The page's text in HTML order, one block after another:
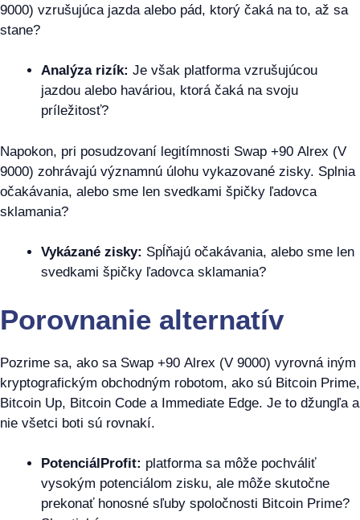
9000) vzrušujúca jazda alebo pád, ktorý čaká na to, až sa
stane?
Analýza rizík: Je však platforma vzrušujúcou
jazdou alebo haváriou, ktorá čaká na svoju
príležitosť?
Napokon, pri posudzovaní legitímnosti Swap +90 Alrex (V
9000) zohrávajú významnú úlohu vykazované zisky. Splnia
očakávania, alebo sme len svedkami špičky ľadovca
sklamania?
Vykázané zisky: Spĺňajú očakávania, alebo sme len
svedkami špičky ľadovca sklamania?
Porovnanie alternatív
Pozrime sa, ako sa Swap +90 Alrex (V 9000) vyrovná iným
kryptografickým obchodným robotom, ako sú Bitcoin Prime,
Bitcoin Up, Bitcoin Code a Immediate Edge. Je to džungľa a
nie všetci boti sú rovnakí.
PotenciálProfit: platforma sa môže pochváliť
vysokým potenciálom zisku, ale môže skutočne
prekonať honosné sľuby spoločnosti Bitcoin Prime?